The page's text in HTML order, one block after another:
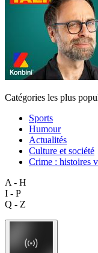
Catégories les plus
Sports
Humour
Actualités
Culture et société
Crime : histoires
A - H
I - P
Q - Z